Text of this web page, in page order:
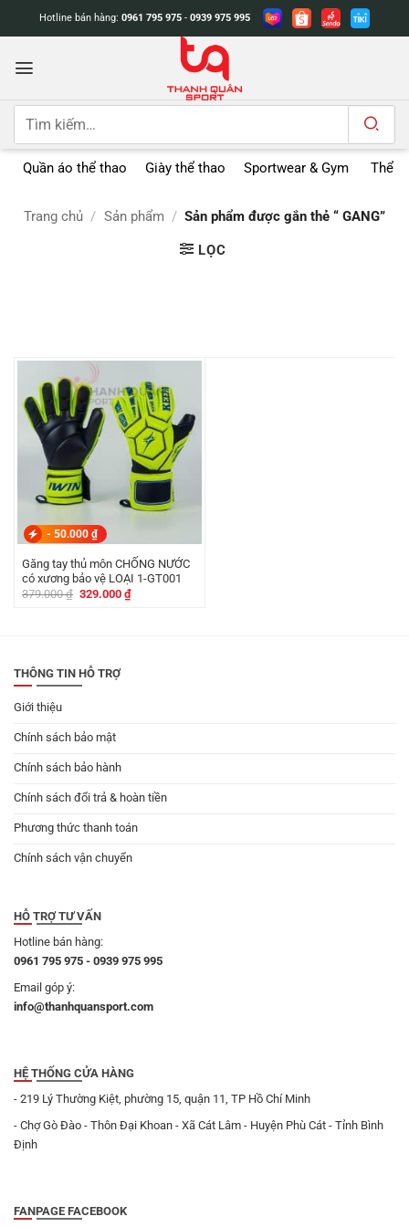
dung
Hotline bán hàng: 0961 795 975 - 0939 975 995
Tìm
Quần áo thể thao Giày thể thao Sportwear & Gym Thể
Trang chủ / Sản phẩm / Sản phẩm được gắn thẻ “ GANG”
LỌC
- 50.000 ₫
Găng tay thủ môn CHỐNG NƯỚC
có xương bảo vệ LOẠI 1-GT001
379.000₫ Giá
329.000 ₫Giá
hiện
THÔNG TIN HỖ TRỢ
Giới thiệu
Chính sách bảo mật
Chính sách bảo hành
Chính sách đổi trả & hoàn tiền
Phương thức thanh toán
Chính sách vận chuyển
HỖ TRỢ TƯ VẤN
Hotline bán hàng:
0961 795 975 - 0939 975 995
Email góp ý:
info@thanhquansport.com
HỆ THỐNG CỬA HÀNG
- 219 Lý Thường Kiệt, phường 15, quận 11, TP Hồ Chí Minh
- Chợ Gò Đào - Thôn Đại Khoan - Xã Cát Lâm - Huyện Phù Cát - Tỉnh Bình
Định
FANPAGE FACEBOOK